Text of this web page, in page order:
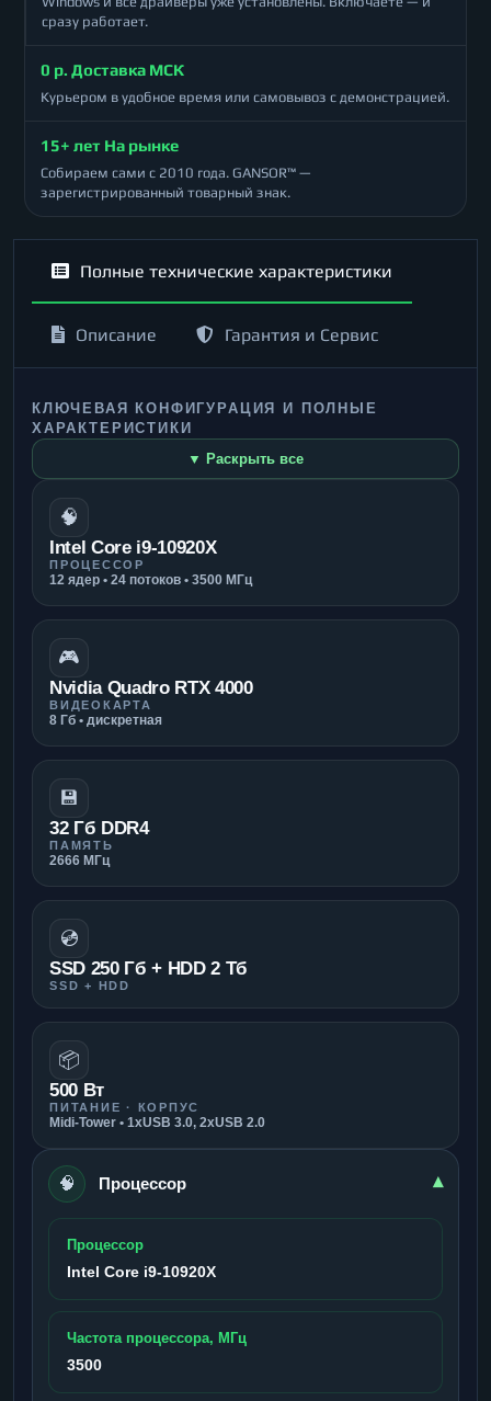
сразу работает.
0 р. Доставка МСК
Курьером в удобное время или самовывоз с демонстрацией.
15+ лет На рынке
Собираем сами с 2010 года. GANSOR™ —
зарегистрированный товарный знак.
Полные технические характеристики
Описание Гарантия и Сервис
КЛЮЧЕВАЯ КОНФИГУРАЦИЯ И ПОЛНЫЕ
ХАРАКТЕРИСТИКИ
▼ Раскрыть все
🧠
Intel Core i9-10920X
ПРОЦЕССОР
12 ядер • 24 потоков • 3500 МГц
🎮
Nvidia Quadro RTX 4000
ВИДЕОКАРТА
8 Гб • дискретная
💾
32 Гб DDR4
ПАМЯТЬ
2666 МГц
💿
SSD 250 Гб + HDD 2 Тб
SSD + HDD
📦
500 Вт
ПИТАНИЕ · КОРПУС
Midi-Tower • 1xUSB 3.0, 2xUSB 2.0
🧠 Процессор ▾
Процессор
Intel Core i9-10920X
Частота процессора, МГц
3500